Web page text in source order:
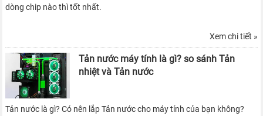
dòng chip nào thì tốt nhất.
Xem chi tiết »
Tản nước máy tính là gì? so sánh Tản
nhiệt và Tản nước
Tản nước là gì? Có nên lắp Tản nước cho máy tính của bạn không?